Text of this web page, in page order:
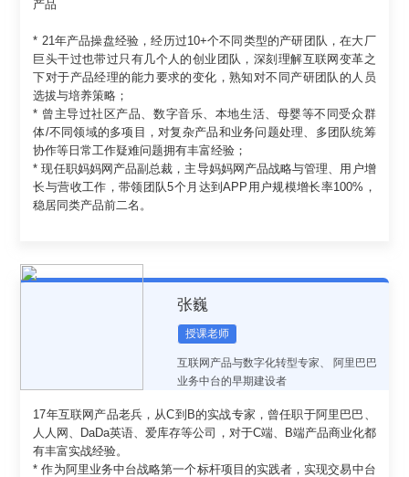
产品
* 21年产品操盘经验，经历过10+个不同类型的产研团队，在大厂
巨头干过也带过只有几个人的创业团队，深刻理解互联网变革之
下对于产品经理的能力要求的变化，熟知对不同产研团队的人员
选拔与培养策略；
* 曾主导过社区产品、数字音乐、本地生活、母婴等不同受众群
体/不同领域的多项目，对复杂产品和业务问题处理、多团队统筹
协作等日常工作疑难问题拥有丰富经验；
* 现任职妈妈网产品副总裁，主导妈妈网产品战略与管理、用户增
长与营收工作，带领团队5个月达到APP用户规模增长率100%，
稳居同类产品前二名。
张巍
授课老师
互联网产品与数字化转型专家、 阿里巴巴
业务中台的早期建设者
17年互联网产品老兵，从C到B的实战专家，曾任职于阿里巴巴、
人人网、DaDa英语、爱库存等公司，对于C端、B端产品商业化都
有丰富实战经验。
* 作为阿里业务中台战略第一个标杆项目的实践者，实现交易中台